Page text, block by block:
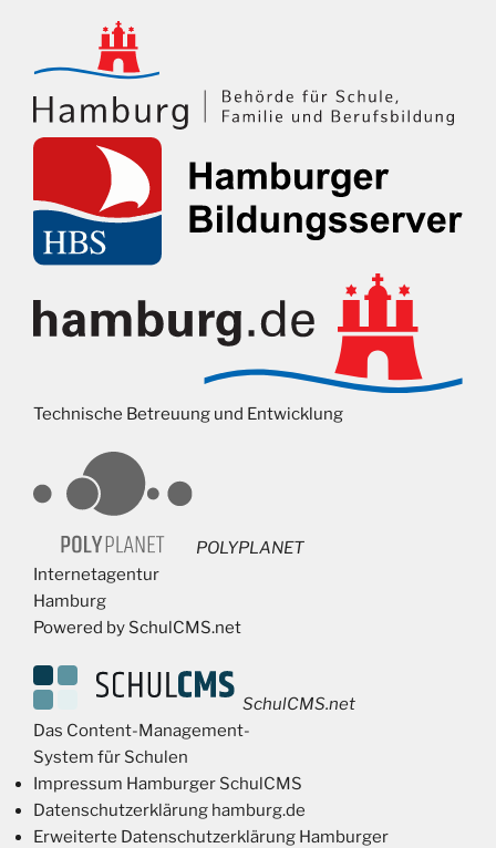
Technische Betreuung und Entwicklung
POLYPLANET
Internetagentur
Hamburg
Powered by SchulCMS.net
SchulCMS.net
Das Content-Management-
System für Schulen
Impressum Hamburger SchulCMS
Datenschutzerklärung hamburg.de
Erweiterte Datenschutzerklärung Hamburger